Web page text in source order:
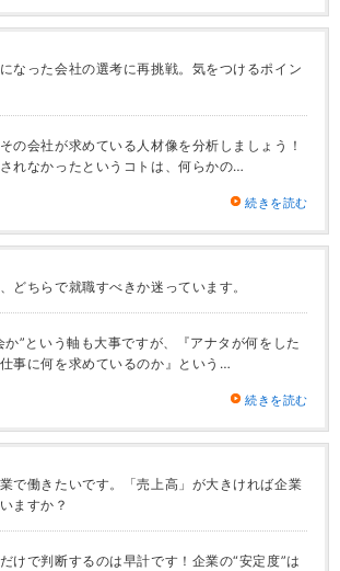
なった会社の選考に再挑戦。気をつけるポイン
の会社が求めている人材像を分析しましょう！
れなかったというコトは、何らかの…
続きを読む
どちらで就職すべきか迷っています。
か”という軸も大事ですが、『アナタが何をした
事に何を求めているのか』という…
続きを読む
で働きたいです。「売上高」が大きければ企業
ますか？
だけで判断するのは早計です！企業の“安定度”は